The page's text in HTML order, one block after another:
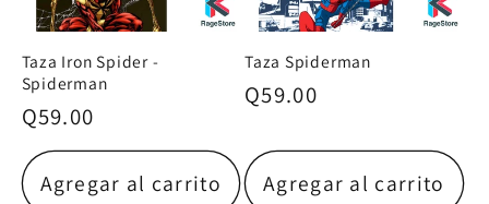
Taza Iron Spider -
Spiderman
Precio
habitual
Q59.00
Agregar al carrito
Taza Spiderman
Precio
Q59.00
Agregar al carrito